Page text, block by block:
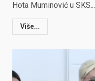
Hota Muminović u SKS...
Više...